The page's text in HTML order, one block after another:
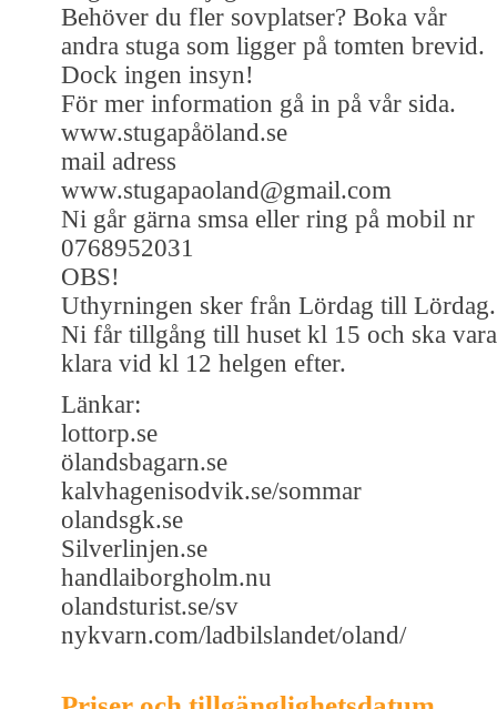
Behöver du fler sovplatser? Boka vår
andra stuga som ligger på tomten brevid.
Dock ingen insyn!
För mer information gå in på vår sida.
www.stugapåöland.se
mail adress
www.stugapaoland@gmail.com
Ni går gärna smsa eller ring på mobil nr
0768952031
OBS!
Uthyrningen sker från Lördag till Lördag.
Ni får tillgång till huset kl 15 och ska vara
klara vid kl 12 helgen efter.
Länkar:
lottorp.se
ölandsbagarn.se
kalvhagenisodvik.se/sommar
olandsgk.se
Silverlinjen.se
handlaiborgholm.nu
olandsturist.se/sv
nykvarn.com/ladbilslandet/oland/